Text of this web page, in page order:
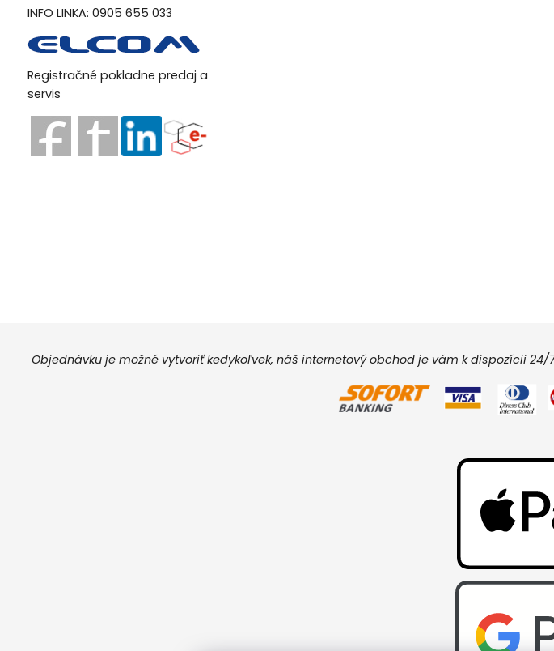
INFO LINKA: 0905 655 033
Registračné pokladne predaj a
servis
Objednávku je možné vytvoriť kedykoľvek, náš internetový obchod je vám k dispozícii